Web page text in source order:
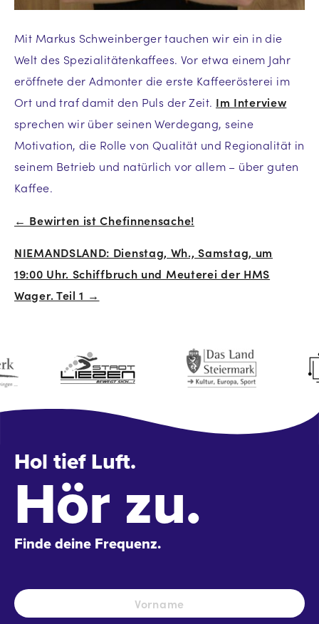
Mit Markus Schweinberger tauchen wir ein in die
Welt des Spezialitätenkaffees. Vor etwa einem Jahr
eröffnete der Admonter die erste Kaffeerösterei im
Ort und traf damit den Puls der Zeit. Im Interview
sprechen wir über seinen Werdegang, seine
Motivation, die Rolle von Qualität und Regionalität in
seinem Betrieb und natürlich vor allem – über guten
Kaffee.
Beitrags-
Navigation
← Bewirten ist Chefinnensache!
NIEMANDSLAND: Dienstag, Wh., Samstag, um
19:00 Uhr. Schiffbruch und Meuterei der HMS
Wager. Teil 1 →
Hol tief Luft.
Hör zu.
Finde deine Frequenz.
Name *